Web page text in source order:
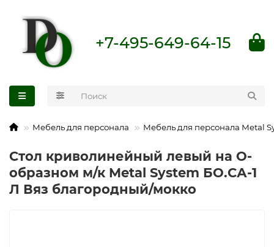
+7-495-649-64-15
Мебель для персонала Мебель для персонала Metal
Стол криволинейный левый на О-
образном м/к Metal System БО.СА-1
Л Вяз благородный/мокко